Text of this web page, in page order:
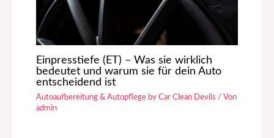
Einpresstiefe (ET) – Was sie wirklich
bedeutet und warum sie für dein Auto
entscheidend ist
Autoaufbereitung & Autopflege by Car Clean Devils / Von
admin